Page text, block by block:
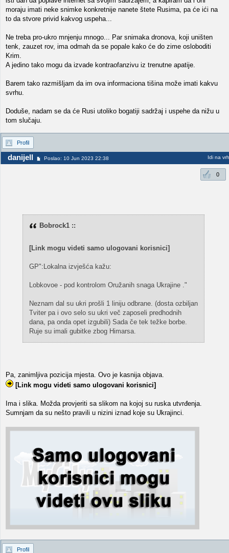
moraju imati neke snimke konkretnije nanete štete Rusima, pa će ići na
to da stvore privid kakvog uspeha...
Ne treba pro-ukro mnjenju mnogo... Par snimaka dronova, koji uništen
tenk, zauzet rov, ima odmah da se popale kako će do zime osloboditi
Krim.
A jedino tako mogu da izvade kontraofanzivu iz trenutne apatije.
Barem tako razmišljam da im ova informaciona tišina može imati kakvu
svrhu.
Doduše, nadam se da će Rusi utoliko bogatiji sadržaj i uspehe da nižu u
tom slučaju.
Profil
danijell Poslao: 10 Jun 2023 22:38 Idi na vrh
0
Bobrock1 ::
[Link mogu videti samo ulogovani korisnici]
GP":Lokalna izvješća kažu:
Lobkovoe - pod kontrolom Oružanih snaga Ukrajine ."
Neznam dal su ukri prošli 1 liniju odbrane. (dosta ozbiljan
Tviter pa i ovo selo su ukri več zaposeli predhodnih
dana, pa onda opet izgubili) Sada če tek težke borbe.
Ruje su imali gubitke zbog Himarsa.
Pa, zanimljiva pozicija mjesta. Ovo je kasnija objava.
[Link mogu videti samo ulogovani korisnici]
Ima i slika. Možda provjeriti sa slikom na kojoj su ruska utvrđenja.
Sumnjam da su nešto pravili u nizini iznad koje su Ukrajinci.
Profil